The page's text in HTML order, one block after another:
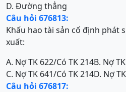
D. Đường thẳng
Câu hỏi 676813:
Khấu hao tài sản cố định phát
xuất:
A. Nợ TK 622/Có TK 214B. Nợ
C. Nợ TK 641/Có TK 214D. Nợ
Câu hỏi 676817: